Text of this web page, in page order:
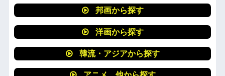
邦画から探す
洋画から探す
韓流・アジアから探す